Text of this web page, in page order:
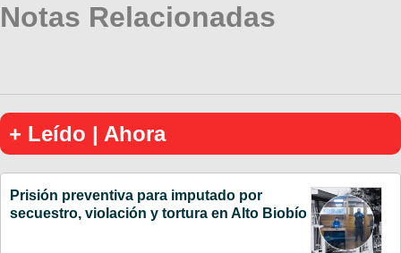
Notas Relacionadas
+ Leído | Ahora
Prisión preventiva para imputado por
secuestro, violación y tortura en Alto Biobío